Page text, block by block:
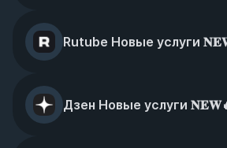
Rutube Новые услуги
Дзен Новые услуги